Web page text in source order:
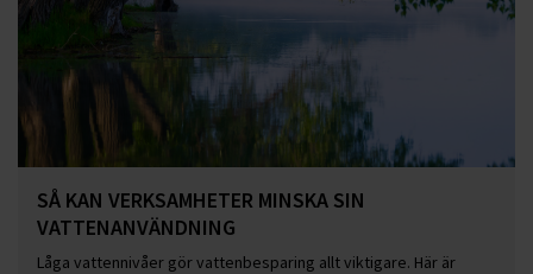
SÅ KAN VERKSAMHETER MINSKA SIN
VATTENANVÄNDNING
Låga vattennivåer gör vattenbesparing allt viktigare. Här är